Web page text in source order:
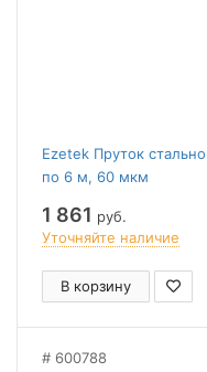
Ezetek Пруток
по 6 м, 60 мкм
1 861 руб.
Уточняйте наличие
В корзину
600788